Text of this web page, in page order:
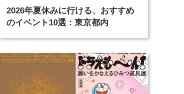
2026年夏休みに行ける、おすすめ
のイベント10選：東京都内